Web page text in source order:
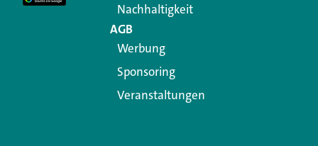
allen Kosten meistens unrentabel sind, neutral
überprüfenzu lassen manifestiert ständig hohe
VERLUSTE. Damit ist eine ausreichende
Altersversorgung für 80% der Bürger NICHT
finanzierbar. Ein Beispiel verdeutlich das:
Als Beispiel gehen wir von einer 20-jährigen Person
aus, die € 300,00 monatlich bis zum 67. Lebensjahr
Nachhaltigkeit
AGB
Werbung
Sponsoring
Veranstaltungen